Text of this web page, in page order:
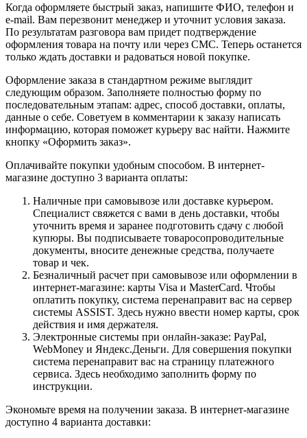
Когда оформляете быстрый заказ, напишите ФИО, телефон и
e-mail. Вам перезвонит менеджер и уточнит условия заказа.
По результатам разговора вам придет подтверждение
оформления товара на почту или через СМС. Теперь останется
только ждать доставки и радоваться новой покупке.
Оформление заказа в стандартном режиме выглядит
следующим образом. Заполняете полностью форму по
последовательным этапам: адрес, способ доставки, оплаты,
данные о себе. Советуем в комментарии к заказу написать
информацию, которая поможет курьеру вас найти. Нажмите
кнопку «Оформить заказ».
Оплачивайте покупки удобным способом. В интернет-
магазине доступно 3 варианта оплаты:
Наличные при самовывозе или доставке курьером.
Специалист свяжется с вами в день доставки, чтобы
уточнить время и заранее подготовить сдачу с любой
купюры. Вы подписываете товаросопроводительные
документы, вносите денежные средства, получаете
товар и чек.
Безналичный расчет при самовывозе или оформлении в
интернет-магазине: карты Visa и MasterCard. Чтобы
оплатить покупку, система перенаправит вас на сервер
системы ASSIST. Здесь нужно ввести номер карты, срок
действия и имя держателя.
Электронные системы при онлайн-заказе: PayPal,
WebMoney и Яндекс.Деньги. Для совершения покупки
система перенаправит вас на страницу платежного
сервиса. Здесь необходимо заполнить форму по
инструкции.
Экономьте время на получении заказа. В интернет-магазине
доступно 4 варианта доставки: